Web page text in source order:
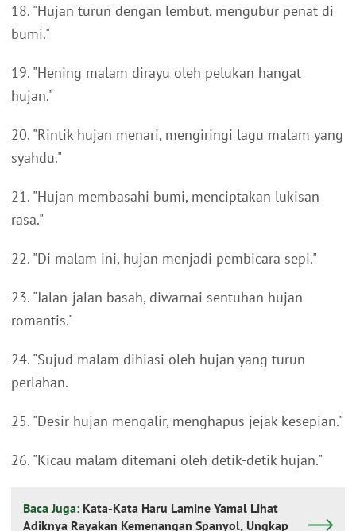
18. "Hujan turun dengan lembut, mengubur penat di
bumi."
19. "Hening malam dirayu oleh pelukan hangat
hujan."
20. "Rintik hujan menari, mengiringi lagu malam yang
syahdu."
21. "Hujan membasahi bumi, menciptakan lukisan
rasa."
22. "Di malam ini, hujan menjadi pembicara sepi."
23. "Jalan-jalan basah, diwarnai sentuhan hujan
romantis."
24. "Sujud malam dihiasi oleh hujan yang turun
perlahan.
25. "Desir hujan mengalir, menghapus jejak kesepian."
26. "Kicau malam ditemani oleh detik-detik hujan."
Baca Juga: Kata-Kata Haru Lamine Yamal Lihat
Adiknya Rayakan Kemenangan Spanyol, Ungkap